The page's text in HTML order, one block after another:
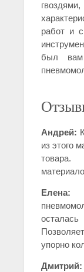
работ и
был вам
Андрей:
из этого
товара.
Елена:
упорно
Дмитрий: